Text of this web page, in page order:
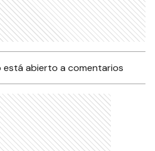
abierto a comentarios